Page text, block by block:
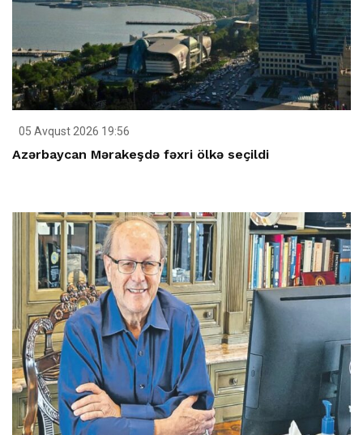
05 Avqust 2026 19:56
Azərbaycan Mərakeşdə fəxri ölkə seçildi